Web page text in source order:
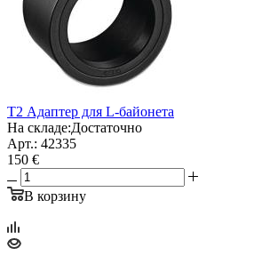
Т2 Адаптер для L-байонета
На складе:Достаточно
Арт.: 42335
150 €
В корзину